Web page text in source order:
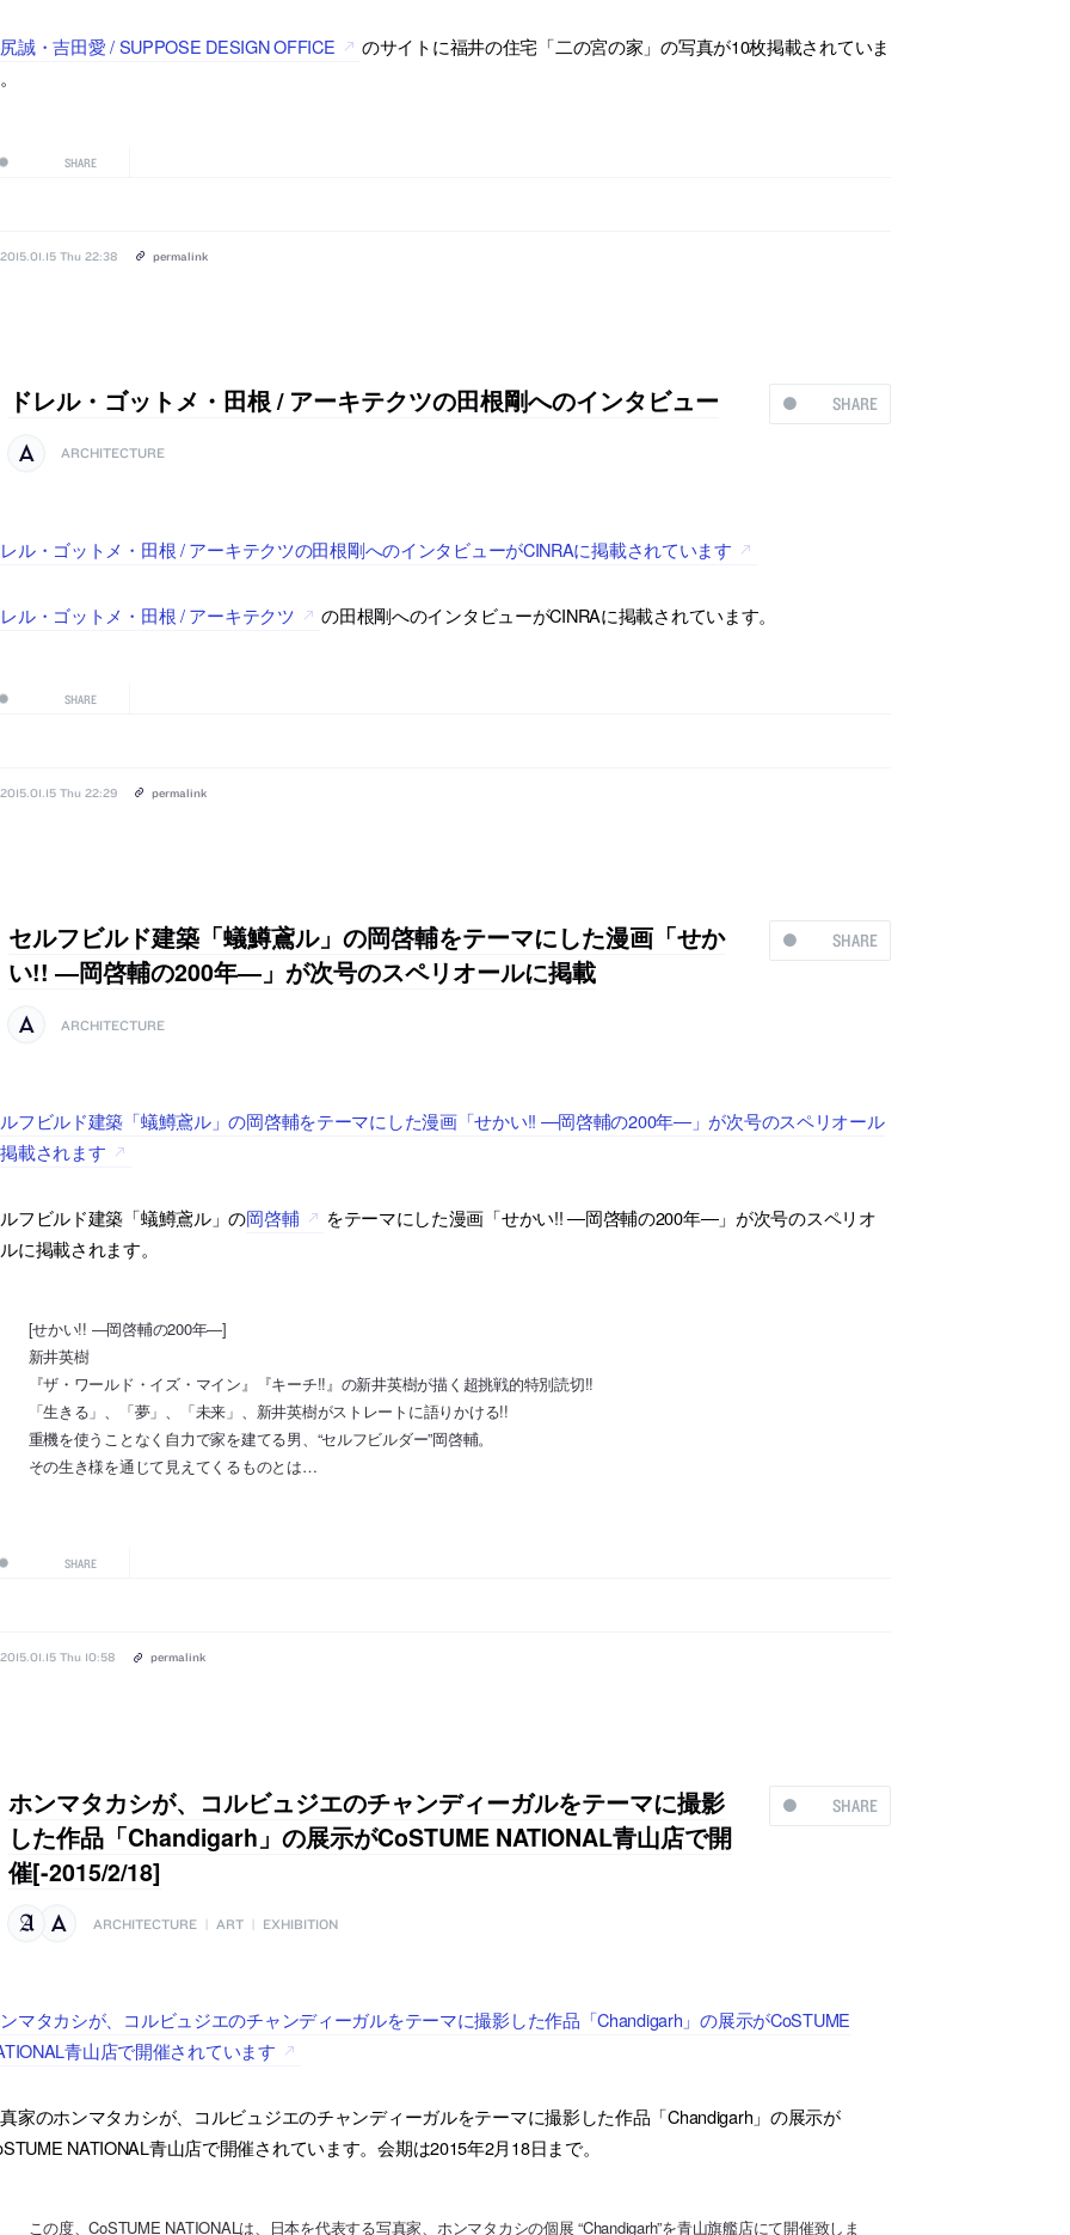
誠・吉田愛 / SUPPOSE DESIGN OFFICE
のサイトに福井の住宅「二の宮の家」の写真が10枚掲載されていま
SHARE
2015.01.15 Thu 22:38 permalink
SHARE
ドレル・ゴットメ・田根 / アーキテクツの田根剛へのインタビュー
ARCHITECTURE
ル・ゴットメ・田根 / アーキテクツの田根剛へのインタビューがCINRAに掲載されています
ル・ゴットメ・田根 / アーキテクツ の田根剛へのインタビューがCINRAに掲載されています。
SHARE
2015.01.15 Thu 22:29 permalink
SHARE
セルフビルド建築「蟻鱒鳶ル」の岡啓輔をテーマにした漫画「せか
い!! ―岡啓輔の200年―」が次号のスペリオールに掲載
ARCHITECTURE
フビルド建築「蟻鱒鳶ル」の岡啓輔をテーマにした漫画「せかい!! ―岡啓輔の200年―」が次号のスペリオール
載されます
フビルド建築「蟻鱒鳶ル」の岡啓輔
をテーマにした漫画「せかい!! ―岡啓輔の200年―」が次号のスペリオ
に掲載されます。
[せかい!! ―岡啓輔の200年―]
新井英樹
『ザ・ワールド・イズ・マイン』『キーチ!!』の新井英樹が描く超挑戦的特別読切!!
「生きる」、「夢」、「未来」、新井英樹がストレートに語りかける!!
重機を使うことなく自力で家を建てる男、“セルフビルダー”岡啓輔。
その生き様を通じて見えてくるものとは…
SHARE
2015.01.15 Thu 10:58 permalink
SHARE
ホンマタカシが、コルビュジエのチャンディーガルをテーマに撮影
した作品「Chandigarh」の展示がCoSTUME NATIONAL青山店で開
催[-2015/2/18]
ARCHITECTURE | ART | EXHIBITION
マタカシが、コルビュジエのチャンディーガルをテーマに撮影した作品「Chandigarh」の展示がCoSTUME
青山店で開催されています
家のホンマタカシが、コルビュジエのチャンディーガルをテーマに撮影した作品「Chandigarh」の展示が
NATIONAL青山店で開催されています。会期は2015年2月18日まで。
この度、CoSTUME NATIONALは、日本を代表する写真家、ホンマタカシの個展 “Chandigarh”を青山旗艦店にて開催致しま